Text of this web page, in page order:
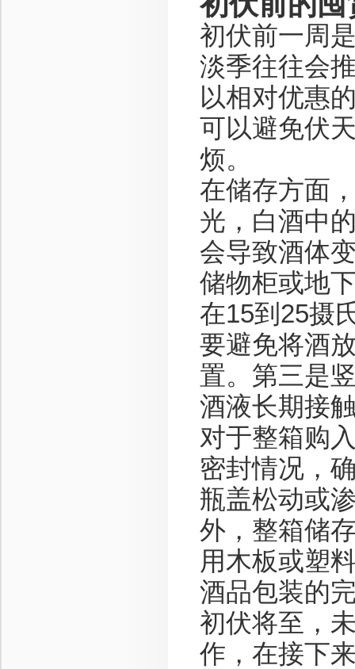
初伏前一周
淡季往往会
以相对优惠
可以避免伏
烦。
在储存方面
光，白酒中
会导致酒体
储物柜或地
在15到25摄
要避免将酒
置。第三是
酒液长期接
对于整箱购
密封情况，
瓶盖松动或
外，整箱储
用木板或塑
酒品包装的
初伏将至，
作，在接下